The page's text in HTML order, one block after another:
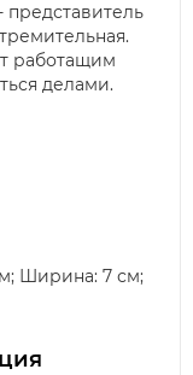
работащим
делами.
Ширина: 7 см;